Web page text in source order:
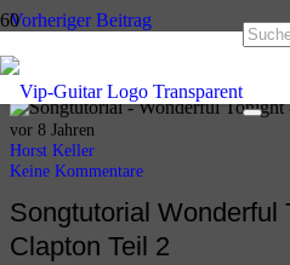
Vorheriger Beitrag
Wonderful Tonight Teil 1 – Eric
Nächster Beitrag
Tage wie diese Teil 2 – Die Toten
vor 8 Jahren
Horst Keller
Keine Kommentare
Songtutorial Wonderful
Clapton Teil 2